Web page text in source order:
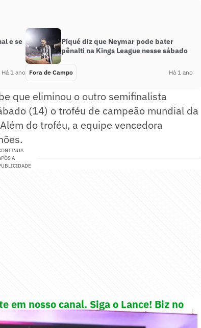
e se
Há 1 ano
Piqué diz que Neymar pode bater
pênalti na Kings League nesse sábado
Fora de Campo Há 1 ano
que eliminou o outro semifinalista
(14) o troféu de campeão mundial da
do troféu, a equipe vencedora
A
em nosso canal. Siga o Lance! Biz no